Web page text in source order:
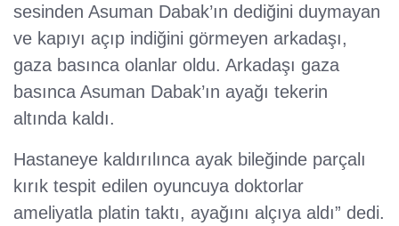
sesinden Asuman Dabak’ın dediğini duymayan
ve kapıyı açıp indiğini görmeyen arkadaşı,
gaza basınca olanlar oldu. Arkadaşı gaza
basınca Asuman Dabak’ın ayağı tekerin
altında kaldı.
Hastaneye kaldırılınca ayak bileğinde parçalı
kırık tespit edilen oyuncuya doktorlar
ameliyatla platin taktı, ayağını alçıya aldı” dedi.